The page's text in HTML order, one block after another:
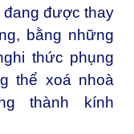
đang được thay
bằng những
thức phụng
thể xoá nhoà
thành kính